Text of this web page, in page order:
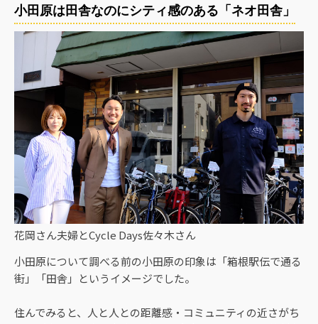
小田原は田舎なのにシティ感のある「ネオ田舎」
花岡さん夫婦とCycle Days佐々木さん
小田原について調べる前の小田原の印象は「箱根駅伝で通る
街」「田舎」というイメージでした。
住んでみると、人と人との距離感・コミュニティの近さがち